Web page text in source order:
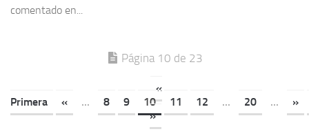
comentado en...
Página 10 de 23
«
Primera
« ... 8 9 10 11 12 ... 20 ...
»
»